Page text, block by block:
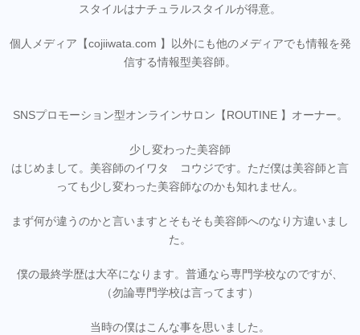
スタイルはナチュラルスタイルが得意。
個人メディア【cojiiwata.com 】以外にも他のメディアでも情報を発
信する情報型美容師。
SNSプロモーション型オンラインサロン【ROUTINE 】オーナー。
少し変わった美容師
はじめまして。美容師のイワタ コウジです。ただ僕は美容師と言
っても少し変わった美容師なのかも知れません。
まず何が違うのかと言いますとそもそも美容師へのなり方違いまし
た。
僕の最終学歴は大卒になります。普通なら専門学校なのですが、
（勿論専門学校は言ってます）
当時の僕はこんな事を思いました。